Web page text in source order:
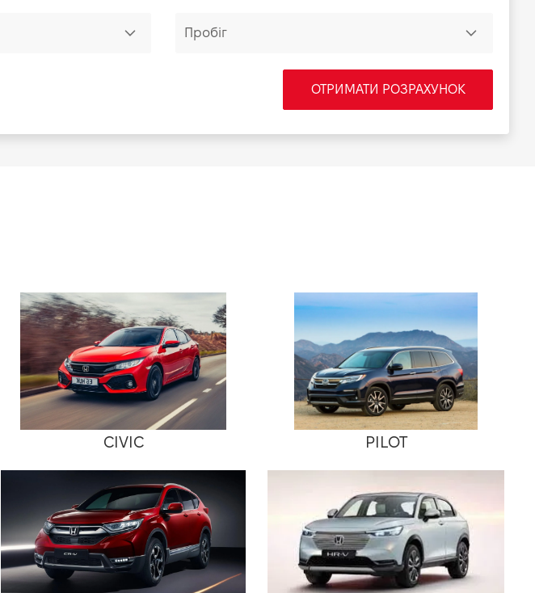
ОТРИМАТИ РОЗРАХУНОК
CIVIC PILOT